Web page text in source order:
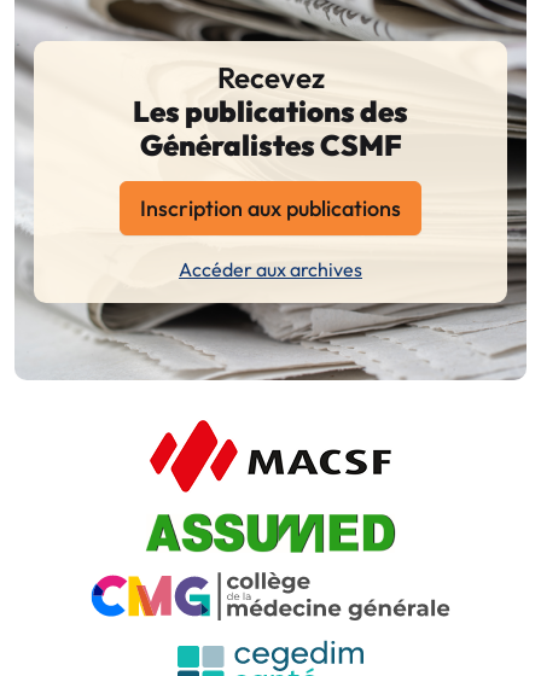
Recevez
Les publications des
Généralistes CSMF
Inscription aux publications
Accéder aux archives